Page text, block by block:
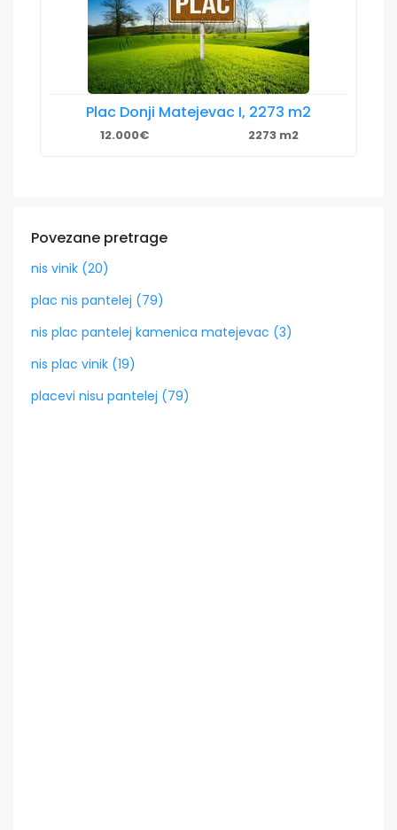
Plac Donji Matejevac I, 2273 m2
12.000€ 2273 m2
Povezane pretrage
nis vinik (20)
plac nis pantelej (79)
nis plac pantelej kamenica matejevac (3)
nis plac vinik (19)
placevi nisu pantelej (79)